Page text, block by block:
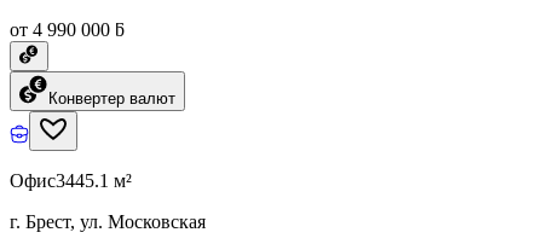
от 4 990 000 ƃ
Конвертер валют
Офис3445.1 м²
г. Брест, ул. Московская